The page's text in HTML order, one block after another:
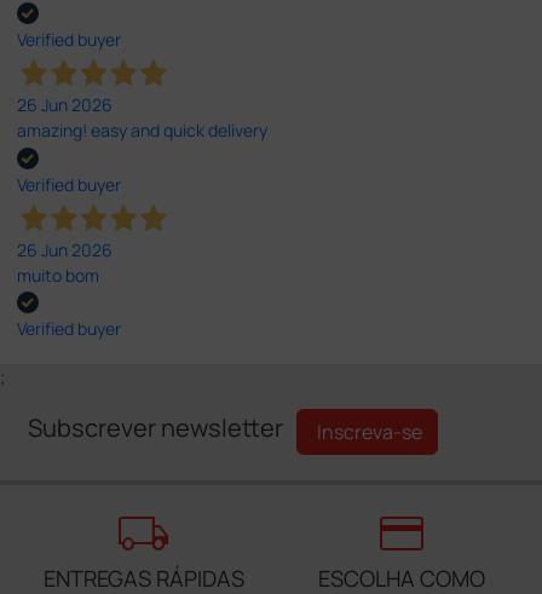
Verified buyer
26 Jun 2026
amazing! easy and quick delivery
Verified buyer
26 Jun 2026
muito bom
Verified buyer
;
Subscrever newsletter Inscreva-se
local_shipping
ENTREGAS RÁPIDAS
credit_card
ESCOLHA COMO